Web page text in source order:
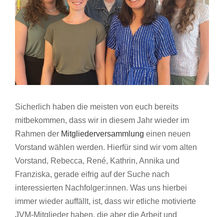
Sicherlich haben die meisten von euch bereits
mitbekommen, dass wir in diesem Jahr wieder im
Rahmen der Mitgliederversammlung einen neuen
Vorstand wählen werden. Hierfür sind wir vom alten
Vorstand, Rebecca, René, Kathrin, Annika und
Franziska, gerade eifrig auf der Suche nach
interessierten Nachfolger:innen. Was uns hierbei
immer wieder auffällt, ist, dass wir etliche motivierte
JVM-Mitglieder haben, die aber die Arbeit und